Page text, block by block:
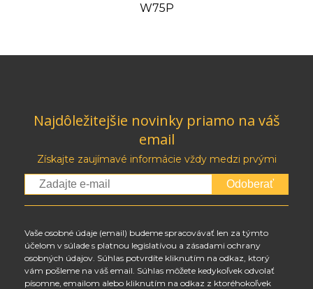
W75P
Najdôležitejšie novinky priamo na váš
email
Získajte zaujímavé informácie vždy medzi prvými
Odoberať
Vaše osobné údaje (email) budeme spracovávať len za týmto
účelom v súlade s platnou legislatívou a zásadami ochrany
osobných údajov. Súhlas potvrdíte kliknutím na odkaz, ktorý
vám pošleme na váš email. Súhlas môžete kedykoľvek odvolať
písomne, emailom alebo kliknutím na odkaz z ktoréhokoľvek